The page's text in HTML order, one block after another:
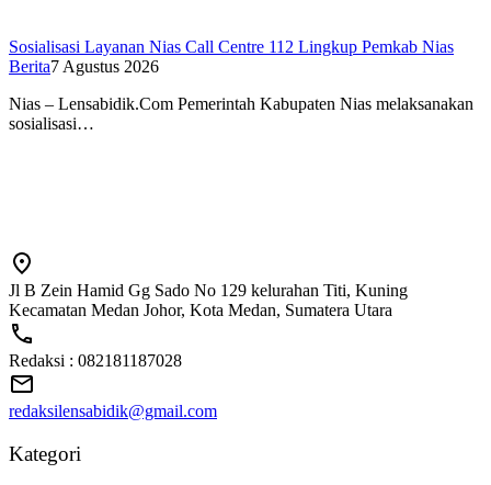
Sosialisasi Layanan Nias Call Centre 112 Lingkup Pemkab Nias
Berita7 Agustus 2026
Nias – Lensabidik.Com Pemerintah Kabupaten Nias melaksanakan
sosialisasi…
Jl B Zein Hamid Gg Sado No 129 kelurahan Titi, Kuning
Kecamatan Medan Johor, Kota Medan, Sumatera Utara
Redaksi : 082181187028
redaksilensabidik@gmail.com
Kategori